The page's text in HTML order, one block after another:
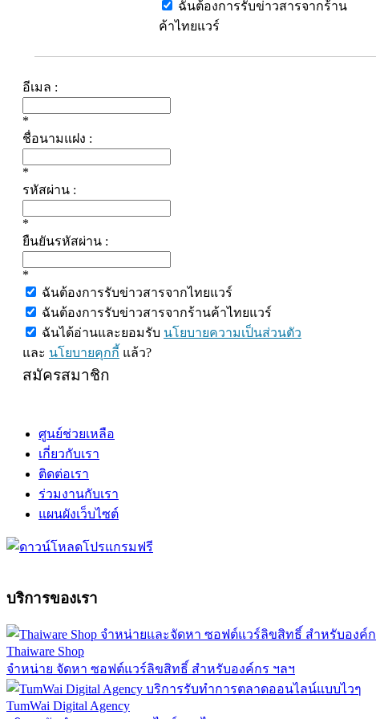
ฉันต้องการรับข่าวสารจากร้าน
ค้าไทยแวร์
อีเมล :
*
ชื่อนามแฝง :
*
รหัสผ่าน :
*
ยืนยันรหัสผ่าน :
*
ฉันต้องการรับข่าวสารจากไทยแวร์
ฉันต้องการรับข่าวสารจากร้านค้าไทยแวร์
ฉันได้อ่านและยอมรับ นโยบายความเป็นส่วนตัว
และ นโยบายคุกกี้ แล้ว?
สมัครสมาชิก
ศูนย์ช่วยเหลือ
เกี่ยวกับเรา
ติดต่อเรา
ร่วมงานกับเรา
แผนผังเว็บไซต์
บริการของเรา
Thaiware Shop
จำหน่าย จัดหา ซอฟต์แวร์ลิขสิทธิ์ สำหรับองค์กร ฯลฯ
TumWai Digital Agency